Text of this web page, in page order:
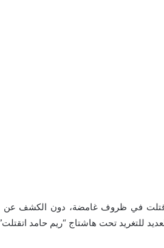
قتلت في ظروف غامضة، دون الكشف عن
للتغريد تحت هاشتاج “ريم حامد